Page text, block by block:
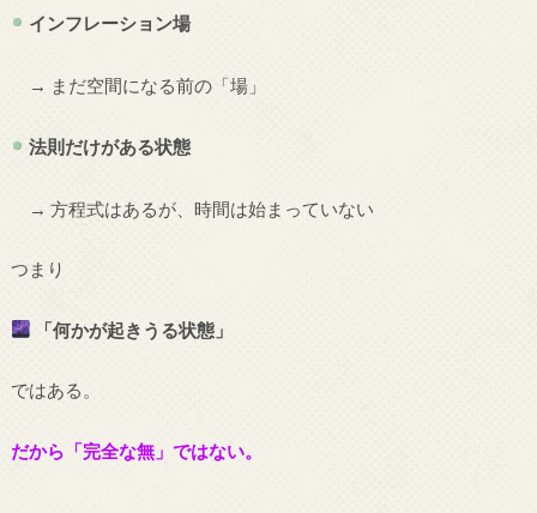
インフレーション場
→ まだ空間になる前の「場」
法則だけがある状態
→ 方程式はあるが、時間は始まっていない
つまり
「何かが起きうる状態」
ではある。
だから「完全な無」ではない。